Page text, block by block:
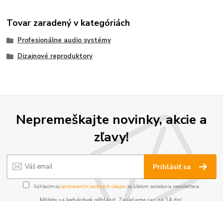
Tovar zaradený v kategóriách
Profesionálne audio systémy
Dizajnové reproduktory
Nepremeškajte novinky, akcie a
zľavy!
Prihlásiť sa
Súhlasím sospracovaním osobných údajov za účelom zasielania newslettera.